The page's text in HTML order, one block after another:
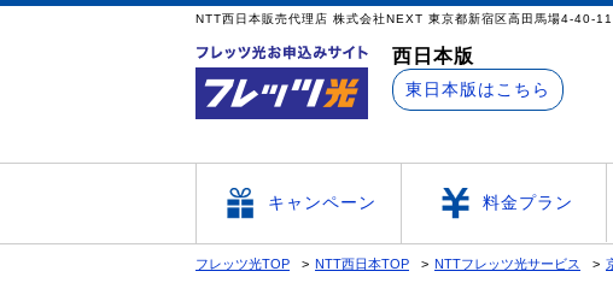
NTT西日本販売代理店 株式会社NEXT 東京都新宿区高
西日本版
東日本版はこちら
キャンペーン 料金プラン
フレッツ光TOP NTT西日本TOP NTTフレッツ光サービス